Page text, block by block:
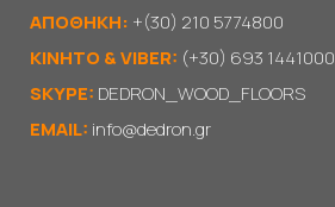
ΑΠΟΘΗΚΗ: +(30) 210 5774800
KΙΝΗΤΟ & VIBER: (+30) 693 1441000
SKYPE: DEDRON_WOOD_FLOORS
EMAIL: info@dedron.gr